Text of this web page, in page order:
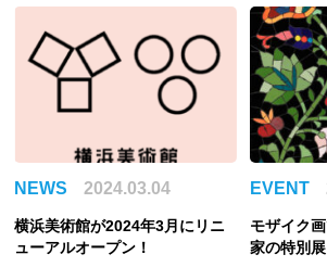
NEWS 2024.03.04
横浜美術館が2024年3月にリニ
ューアルオープン！
EVENT
モザイク
家の特別